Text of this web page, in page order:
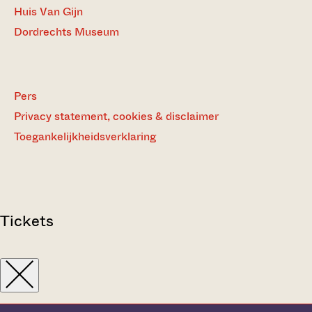
Huis Van Gijn
Dordrechts Museum
Pers
Privacy statement, cookies & disclaimer
Toegankelijkheidsverklaring
Tickets